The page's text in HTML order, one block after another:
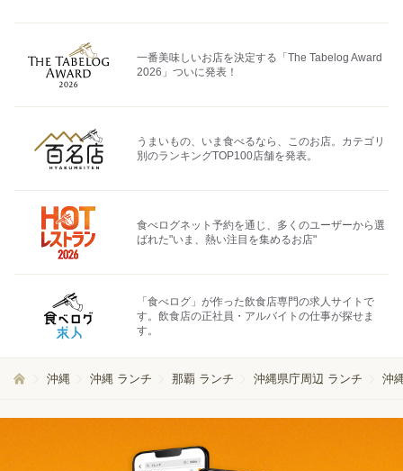
一番美味しいお店を決定する「The Tabelog Award
2026」ついに発表！
うまいもの、いま食べるなら、このお店。カテゴリ
別のランキングTOP100店舗を発表。
食べログネット予約を通じ、多くのユーザーから選
ばれた"いま、熱い注目を集めるお店"
「食べログ」が作った飲食店専門の求人サイトで
す。飲食店の正社員・アルバイトの仕事が探せま
す。
沖縄 沖縄 ランチ 那覇 ランチ 沖縄県庁周辺 ランチ 沖